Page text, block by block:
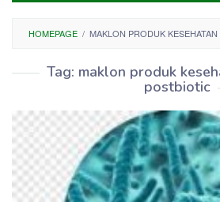
HOMEPAGE / MAKLON PRODUK
Tag: maklon produk
postbiotic